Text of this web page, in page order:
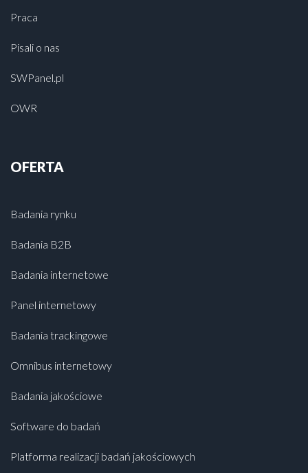
Praca
Pisali o nas
SWPanel.pl
OWR
OFERTA
Badania rynku
Badania B2B
Badania internetowe
Panel internetowy
Badania trackingowe
Omnibus internetowy
Badania jakościowe
Software do badań
Platforma realizacji badań jakościowych